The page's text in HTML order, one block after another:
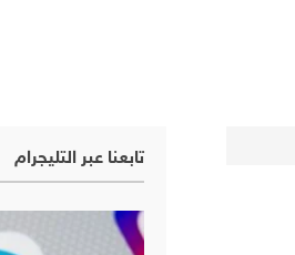
تابعنا عبر التليجرام